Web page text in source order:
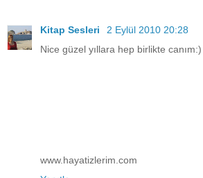
Kitap Sesleri
2 Eylül 2010 20:28
Nice güzel yıllara hep birlikte canım:)
www.hayatizlerim.com